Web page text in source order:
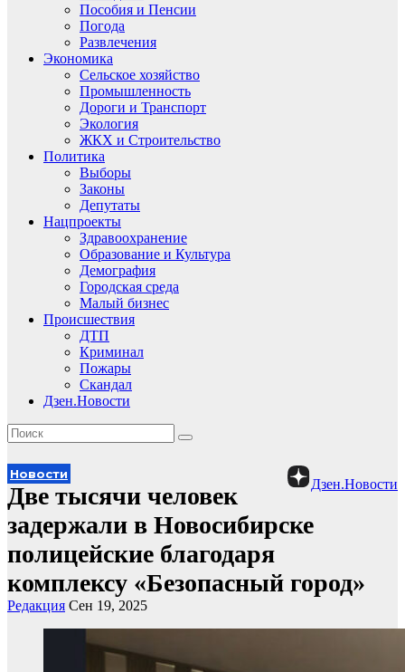
Пособия и Пенсии
Погода
Развлечения
Экономика
Сельское хозяйство
Промышленность
Дороги и Транспорт
Экология
ЖКХ и Строительство
Политика
Выборы
Законы
Депутаты
Нацпроекты
Здравоохранение
Образование и Культура
Демография
Городская среда
Малый бизнес
Происшествия
ДТП
Криминал
Пожары
Скандал
Дзен.Новости
Дзен.Новости
Новости
Две тысячи человек
задержали в Новосибирске
полицейские благодаря
комплексу «Безопасный город»
Редакция Сен 19, 2025